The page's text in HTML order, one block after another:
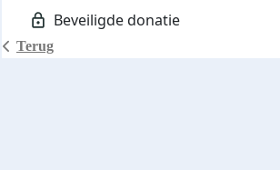
Terug